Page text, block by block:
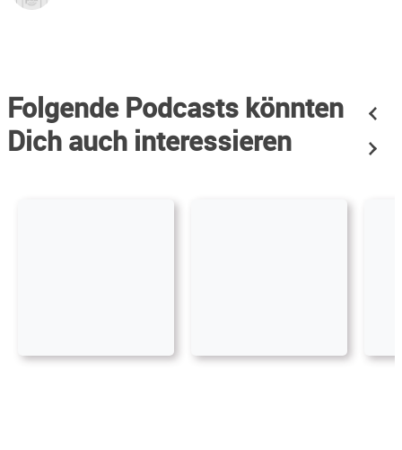
Folgende Podcasts könnten
Dich auch interessieren